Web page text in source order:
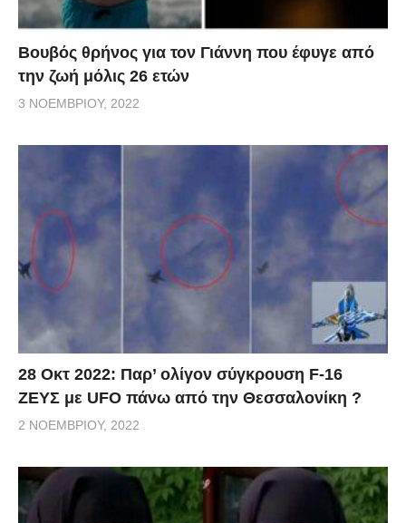
Βουβός θρήνος για τον Γιάννη που έφυγε από
την ζωή μόλις 26 ετών
3 ΝΟΕΜΒΡΊΟΥ, 2022
28 Οκτ 2022: Παρ’ ολίγον σύγκρουση F-16
ΖΕΥΣ με UFO πάνω από την Θεσσαλονίκη ?
2 ΝΟΕΜΒΡΊΟΥ, 2022